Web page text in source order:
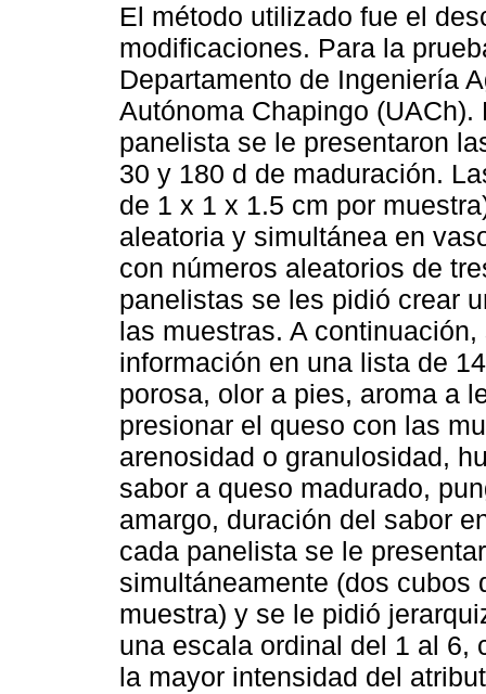
El método utilizado fue el
modificaciones. Para la
Departamento de Ingeniería
Autónoma Chapingo
panelista se le presentaron
30 y 180 d de maduración.
de 1 x 1 x 1.5 cm por
aleatoria y simultánea en
con números aleatorios de
panelistas se les pidió crear
las muestras. A
información en una lista de
porosa, olor a pies, aroma a
presionar el queso con las
arenosidad o granulosidad,
sabor a queso madurado,
amargo, duración del sabor
cada panelista se le
simultáneamente (dos cubos
muestra) y se le pidió
una escala ordinal del 1 al 6,
la mayor intensidad del